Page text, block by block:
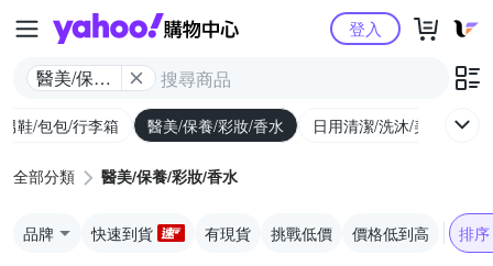
Yahoo購物中心
醫美/保養/
登入
鞋/包包/行李箱 醫美/保養/彩妝/香水 日用清潔/洗沐/美髮
全部分類 醫美/保養/彩妝/香水
品牌 快速到貨 有現貨 挑戰低價 價格低到高 排序